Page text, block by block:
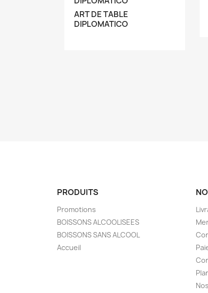
ART DE TABLE
DIPLOMATICO
PRODUITS
Promotions
BOISSONS ALCOOLISEES
BOISSONS SANS ALCOOL
Accueil